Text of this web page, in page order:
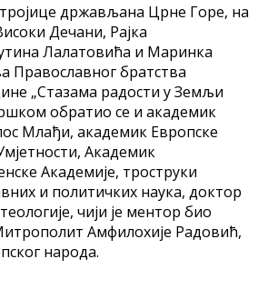
држављана Црне Горе, на
Дечани, Рајка
Лалатовића и Маринка
Православног братства
„Стазама радости у Земљи
обратио се и академик
Млађи, академик Европске
Академик
Академије, троструки
и политичких наука, доктор
чији је ментор био
Амфилохије Радовић,
народа.